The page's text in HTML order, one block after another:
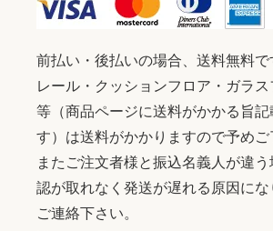
前払い・後払いの場合、送料無料
レール・クッションフロア・ガラ
等（商品ページに送料がかかる旨記
す）は送料がかかりますので予めご
またご注文者様と振込名義人が違
認が取れなく発送が遅れる原因に
ご連絡下さい。